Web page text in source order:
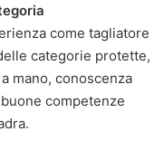
come tagliatore
categorie protette,
mano, conoscenza
competenze